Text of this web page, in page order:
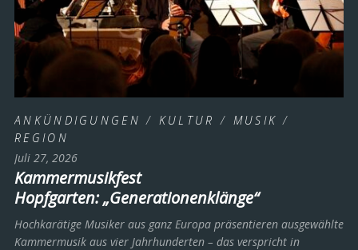
ANKÜNDIGUNGEN / KULTUR / MUSIK /
REGION
Juli 27, 2026
Kammermusikfest
Hopfgarten: „Generationenklänge“
Hochkarätige Musiker aus ganz Europa präsentieren ausgewählte
Kammermusik aus vier Jahrhunderten – das verspricht in